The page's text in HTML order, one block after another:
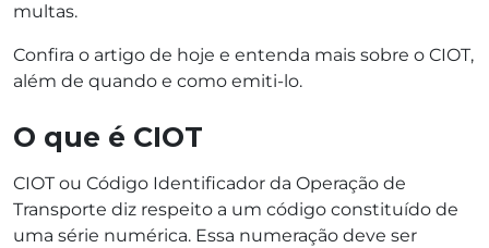
multas.
Confira o artigo de hoje e entenda mais sobre o CIOT,
além de quando e como emiti-lo.
O que é CIOT
CIOT ou Código Identificador da Operação de
Transporte diz respeito a um código constituído de
uma série numérica. Essa numeração deve ser